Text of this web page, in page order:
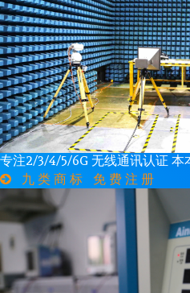
专注2/3/4/5/6G 无线通讯认证 本
九类商标 免费注册